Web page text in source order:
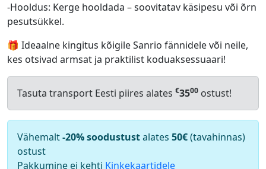
-Hooldus: Kerge hooldada – soovitatav käsipesu või õrn
pesutsükkel.
🎁 Ideaalne kingitus kõigile Sanrio fännidele või neile,
kes otsivad armsat ja praktilist koduaksessuaari!
Tasuta transport Eesti piires alates €3500 ostust!
Vähemalt-20% soodustustalates 50€(tavahinnas)
ostust
Pakkumine ei kehti Kinkekaartidele